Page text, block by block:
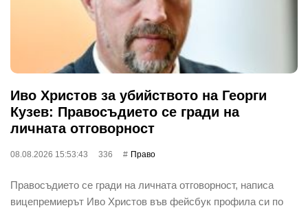
Иво Христов за убийството на Георги
Кузев: Правосъдието се гради на
личната отговорност
08.08.2026 15:53:43 336 Право
Правосъдието се гради на личната отговорност, написа
вицепремиерът Иво Христов във фейсбук профила си по